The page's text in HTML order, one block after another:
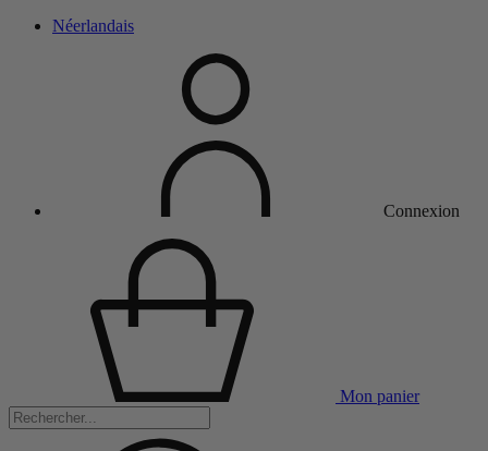
Néerlandais
Connexion
Mon panier